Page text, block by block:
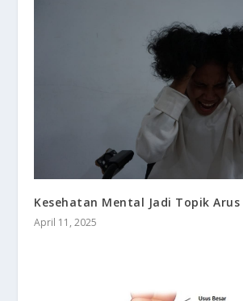
Kesehatan Mental Jadi Topik
April 11, 2025